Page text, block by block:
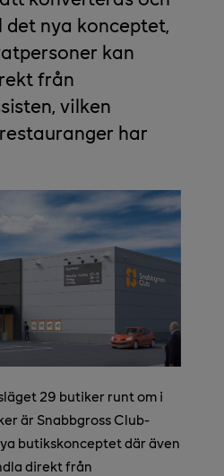
nya konceptet,
kan
från
vilken
har
29 butiker runt om i
är Snabbgross Club-
butikskonceptet där även
direkt från